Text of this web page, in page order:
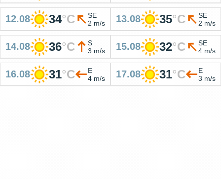
12.08 34°C
SE
2 m/s
13.08 35°C
SE
2 m/s
14.08 36°C
S
3 m/s
15.08 32°C
SE
4 m/s
16.08 31°C
E
4 m/s
17.08 31°C
E
3 m/s